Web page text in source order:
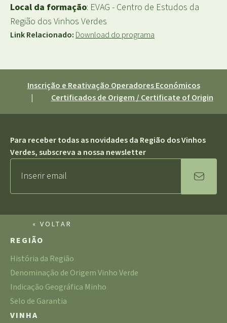
Local da formação: EVAG - Centro de Estudos da
Região dos Vinhos Verdes
Link Relacionado: Download do programa
Inscrição e Reativação Operadores Económicos
|
Certificados de Origem / Certificate of Origin
Para receber todas as novidades da Região dos Vinhos
Verdes, subscreva a nossa newsletter
« VOLTAR
REGIÃO
História da Região
Denominação de Origem Vinho Verde
Indicação Geográfica Minho
Selo de Garantia
VINHA